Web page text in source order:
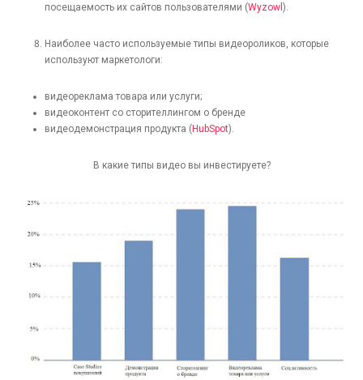
посещаемость их сайтов пользователями (Wyzowl ).
Наиболее часто используемые типы видеороликов, которые
используют маркетологи:
видеореклама товара или услуги;
видеоконтент со сторителлингом о бренде
видеодемонстрация продукта (HubSpot).
В какие типы видео вы инвестируете?